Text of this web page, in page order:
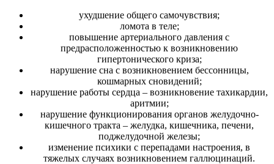
ухудшение общего самочувствия;
ломота в теле;
повышение артериального давления с
предрасположенностью к возникновению
гипертонического криза;
нарушение сна с возникновением бессонницы,
кошмарных сновидений;
нарушение работы сердца – возникновение тахикардии,
аритмии;
нарушение функционирования органов желудочно-
кишечного тракта – желудка, кишечника, печени,
поджелудочной железы;
изменение психики с перепадами настроения, в
тяжелых случаях возникновением галлюцинаций.